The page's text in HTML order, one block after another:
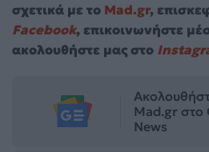
σχετικά με το Mad.gr,
Facebook, επικοινωνήστε
ακολουθήστε μας στο
Mad.gr στο
News